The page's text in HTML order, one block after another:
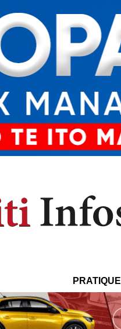
PRATIQUE